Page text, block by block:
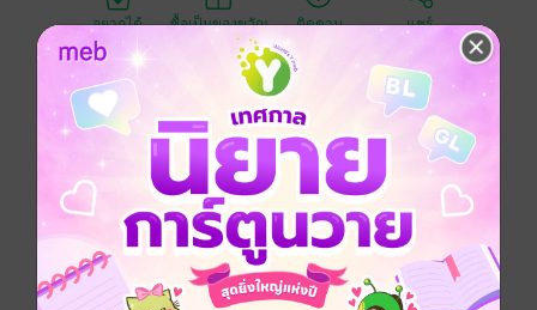
อยากได้ ซื้อเป็นของขวัญ ติดตาม แชร์
ภารกิจรัก ภารกิจแค้น โดย อาทิตา
เมื่อชายหนุ่มผู้มีความแค้นที่จะต้องสะสางให้กับครอบครัว
ที่จากไป มาพบกับหญิงสาวที่มีเพียงรักแท้มอบให้ เขาจะ
เลือกสิ่งใด ภารกิจรักหรือภารกิจแค้น สิ่งใดจะสำคัญกว่า
วิชญ์ นิมมานรดี นักธุรกิจหนุ่มไฟแรงเขาเพิ่งค้นพบความ